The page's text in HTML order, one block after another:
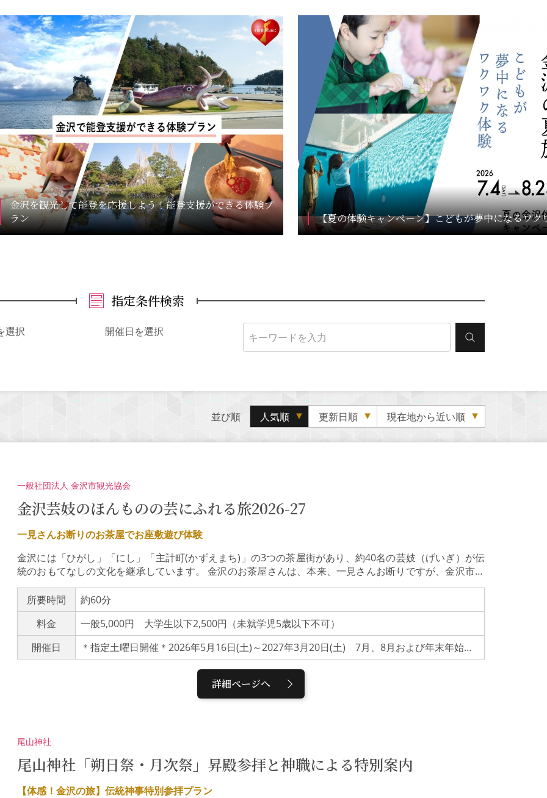
金沢を観光して能登を応援しよう！能登支援ができる体験プ
ラン
【夏の体験キャンペーン】こどもが夢中になるワク
指定条件検索
選択 開催日を選択
並び順 人気順 更新日順 現在地から近い順
金沢芸妓のほんものの芸にふれる旅2026-27
一般社団法人 金沢市観光協会
一見さんお断りのお茶屋でお座敷遊び体験
金沢には「ひがし」「にし」「主計町(かずえまち)」の3つの茶屋街があり、約40名の芸妓（げいぎ）が伝
統のおもてなしの文化を継承しています。 金沢のお茶屋さんは、本来、一見さんお断りですが、金沢市で
はお茶屋文化の継承を目的に どなたでも参加できる特別な体験プランを行っています。 【内容】芸妓の舞
やお座敷太鼓の鑑賞 お座敷遊び体験 〈※日本語のみ〉◎ご参加の皆様へ＜注意事項＞金沢の茶屋街のお
茶屋は、芸妓が常連のお客様をおもてなしする場所であり、通常、常連のお客様方のご紹介を通じてのみ
利用できることになっています。この企画は、金沢のお茶屋文化の継承を目的に金沢市と金沢市観光協会
がお茶屋に特別なご協力をいただいて実施しているものです。■お茶屋の室内を汚さないようご配慮くださ
い。■素足の方は靴下をご着用いただき、雨天時などは替えのものをご用意ください。■会場のお座敷は二
せん。■お茶屋や芸妓、他のお客様に迷惑な行為をする方は退出していただく場合があります。■未就学児
のご参加、入室はお断りしております。■個人情報保護に関するお知らせお客様からいただいた個人情報
ん。■お申込みいただいた時点で、上記の参加条件および内容をお読みいただき、ご承諾をいただいたもの
と扱わせていただきます。※英語の通訳ガイド付き体験プランをご希望の場合は、こちら（Kanazawa Geik
o Experience）からお申込みをお願いします。
所要時間
約60分
料金
一般5,000円 大学生以下2,500円（未就学児5歳以下不可）
開催日
＊指定土曜日開催＊2026年5月16日(土)～2027年3月20日(土) 7月、8月および年末年始は除く
詳細ページへ
尾山神社「朔日祭・月次祭」昇殿参拝と神職による特別案内
尾山神社
【体感！金沢の旅】伝統神事特別参拝プラン